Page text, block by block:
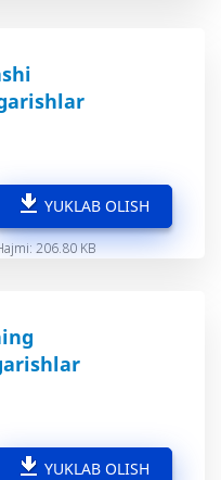
YUKLAB OLISH
206.80 KB
YUKLAB OLISH